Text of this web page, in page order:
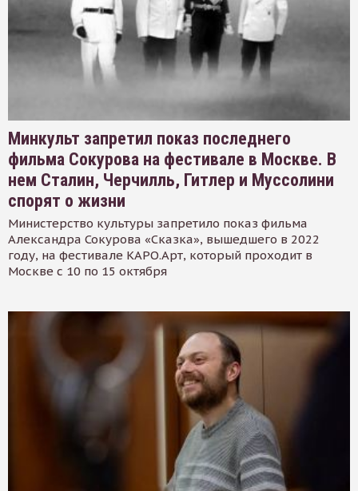
Минкульт запретил показ последнего
фильма Сокурова на фестивале в Москве. В
нем Сталин, Черчилль, Гитлер и Муссолини
спорят о жизни
Министерство культуры запретило показ фильма
Александра Сокурова «Сказка», вышедшего в 2022
году, на фестивале КАРО.Арт, который проходит в
Москве с 10 по 15 октября